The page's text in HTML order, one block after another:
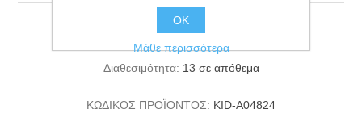
KIDDOG rabbit ears with fur 500 g
Διαθεσιμότητα: 13 σε απόθεμα
ΚΩΔΙΚΟΣ ΠΡΟΪΟΝΤΟΣ: KID-A04824
ΟΚ
Μάθε περισσότερα